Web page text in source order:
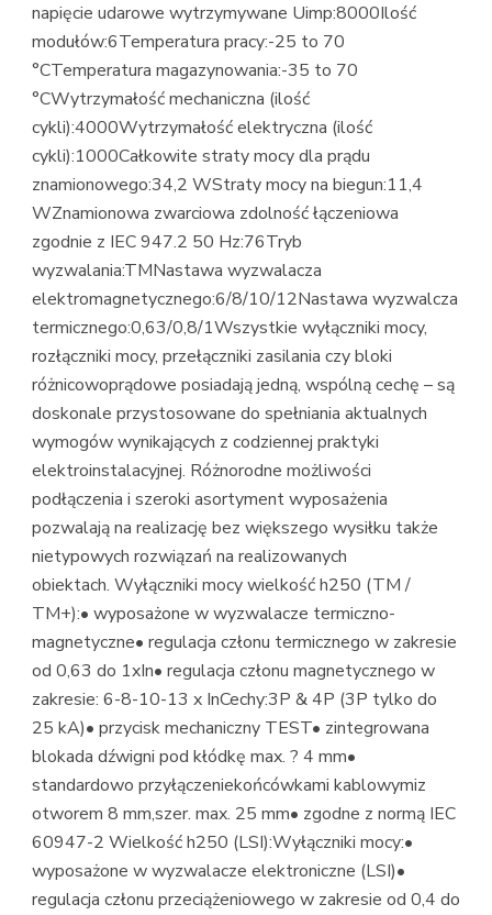
napięcie udarowe wytrzymywane Uimp:8000Ilość
modułów:6Temperatura pracy:-25 to 70
°CTemperatura magazynowania:-35 to 70
°CWytrzymałość mechaniczna (ilość
cykli):4000Wytrzymałość elektryczna (ilość
cykli):1000Całkowite straty mocy dla prądu
znamionowego:34,2 WStraty mocy na biegun:11,4
WZnamionowa zwarciowa zdolność łączeniowa
zgodnie z IEC 947.2 50 Hz:76Tryb
wyzwalania:TMNastawa wyzwalacza
elektromagnetycznego:6/8/10/12Nastawa wyzwalcza
termicznego:0,63/0,8/1Wszystkie wyłączniki mocy,
rozłączniki mocy, przełączniki zasilania czy bloki
różnicowoprądowe posiadają jedną, wspólną cechę – są
doskonale przystosowane do spełniania aktualnych
wymogów wynikających z codziennej praktyki
elektroinstalacyjnej. Różnorodne możliwości
podłączenia i szeroki asortyment wyposażenia
pozwalają na realizację bez większego wysiłku także
nietypowych rozwiązań na realizowanych
obiektach. Wyłączniki mocy wielkość h250 (TM /
TM+):• wyposażone w wyzwalacze termiczno-
magnetyczne• regulacja członu termicznego w zakresie
od 0,63 do 1xIn• regulacja członu magnetycznego w
zakresie: 6-8-10-13 x InCechy:3P & 4P (3P tylko do
25 kA)• przycisk mechaniczny TEST• zintegrowana
blokada dźwigni pod kłódkę max. ? 4 mm•
standardowo przyłączeniekońcówkami kablowymiz
otworem 8 mm,szer. max. 25 mm• zgodne z normą IEC
60947-2 Wielkość h250 (LSI):Wyłączniki mocy:•
wyposażone w wyzwalacze elektroniczne (LSI)•
regulacja członu przeciążeniowego w zakresie od 0,4 do